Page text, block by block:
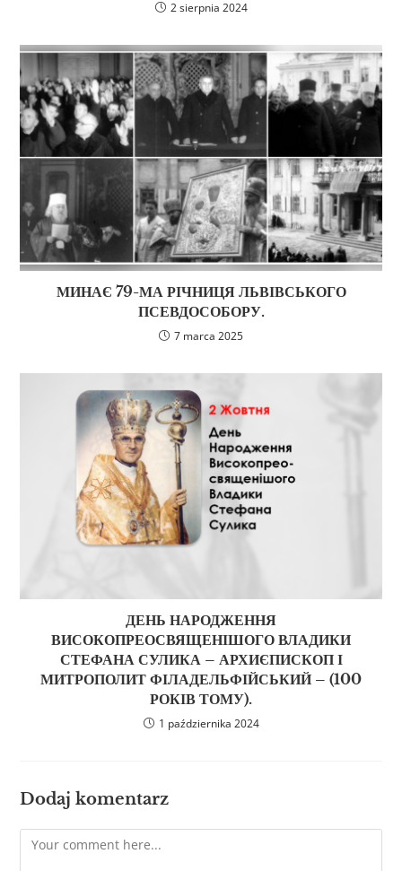
2 sierpnia 2024
МИНАЄ 79-МА РІЧНИЦЯ ЛЬВІВСЬКОГО
ПСЕВДОСОБОРУ.
7 marca 2025
ДЕНЬ НАРОДЖЕННЯ
ВИСОКОПРЕОСВЯЩЕНІШОГО ВЛАДИКИ
СТЕФАНА СУЛИКА – АРХИЄПИСКОП І
МИТРОПОЛИТ ФІЛАДЕЛЬФІЙСЬКИЙ – (100
РОКІВ ТОМУ).
1 października 2024
Dodaj komentarz